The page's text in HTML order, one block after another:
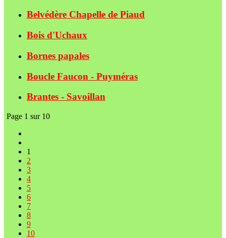
Belvédère Chapelle de Piaud
Bois d'Uchaux
Bornes papales
Boucle Faucon - Puyméras
Brantes - Savoillan
Page 1 sur 10
1
2
3
4
5
6
7
8
9
10